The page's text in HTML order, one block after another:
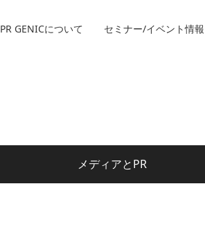
メディアとPR
PR GENICについて セミナー/イベント情報